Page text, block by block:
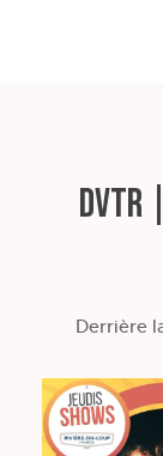
DVTR
Derrière